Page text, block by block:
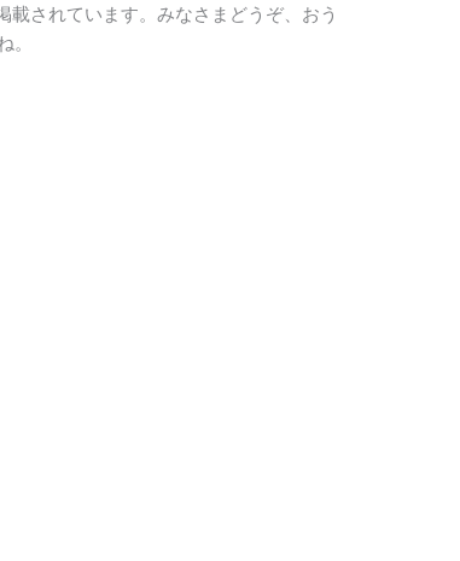
されています。みなさまどうぞ、おう